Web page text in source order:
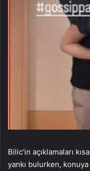
Bilic’in açıklamaları
yankı bulurken,